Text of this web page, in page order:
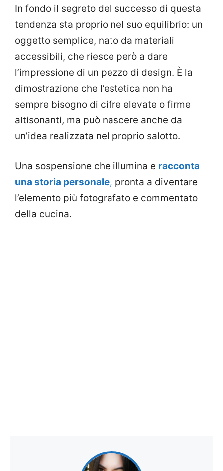
In fondo il segreto del successo di questa
tendenza sta proprio nel suo equilibrio: un
oggetto semplice, nato da materiali
accessibili, che riesce però a dare
l’impressione di un pezzo di design. È la
dimostrazione che l’estetica non ha
sempre bisogno di cifre elevate o firme
altisonanti, ma può nascere anche da
un’idea realizzata nel proprio salotto.
Una sospensione che illumina e racconta
una storia personale, pronta a diventare
l’elemento più fotografato e commentato
della cucina.